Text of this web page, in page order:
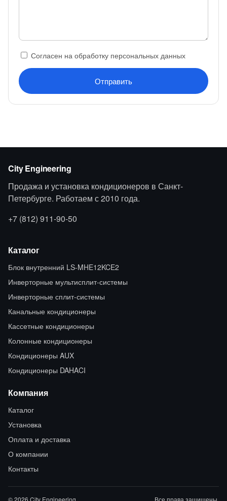
Согласен на обработку персональных данных
Отправить
City Engineering
Продажа и установка кондиционеров в Санкт-
Петербурге. Работаем с 2010 года.
+7 (812) 911-90-50
Каталог
Блок внутренний LS-MHE12KCE2
Инверторные мультисплит-системы
Инверторные сплит-системы
Канальные кондиционеры
Кассетные кондиционеры
Колонные кондиционеры
Кондиционеры AUX
Кондиционеры DAHACI
Компания
Каталог
Установка
Оплата и доставка
О компании
Контакты